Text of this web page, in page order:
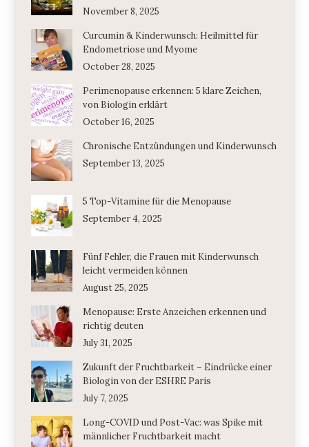
November 8, 2025
Curcumin & Kinderwunsch: Heilmittel für
Endometriose und Myome
October 28, 2025
Perimenopause erkennen: 5 klare Zeichen,
von Biologin erklärt
October 16, 2025
Chronische Entzündungen und Kinderwunsch
September 13, 2025
5 Top-Vitamine für die Menopause
September 4, 2025
Fünf Fehler, die Frauen mit Kinderwunsch
leicht vermeiden können
August 25, 2025
Menopause: Erste Anzeichen erkennen und
richtig deuten
July 31, 2025
Zukunft der Fruchtbarkeit – Eindrücke einer
Biologin von der ESHRE Paris
July 7, 2025
Long-COVID und Post-Vac: was Spike mit
männlicher Fruchtbarkeit macht